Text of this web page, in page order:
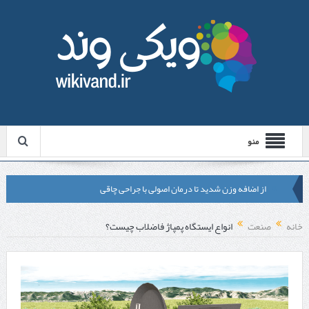
منو
از اضافه وزن شدید تا درمان اصولی با جراحی چاقی
لیزر موهای زائد شاتی یا رولی؟ مقایسه لیزرهای واقعی با شبه‌ لیزر در
مشهد
بررسی کنید
خانه صنعت انواع ایستگاه پمپاژ فاضلاب چیست؟